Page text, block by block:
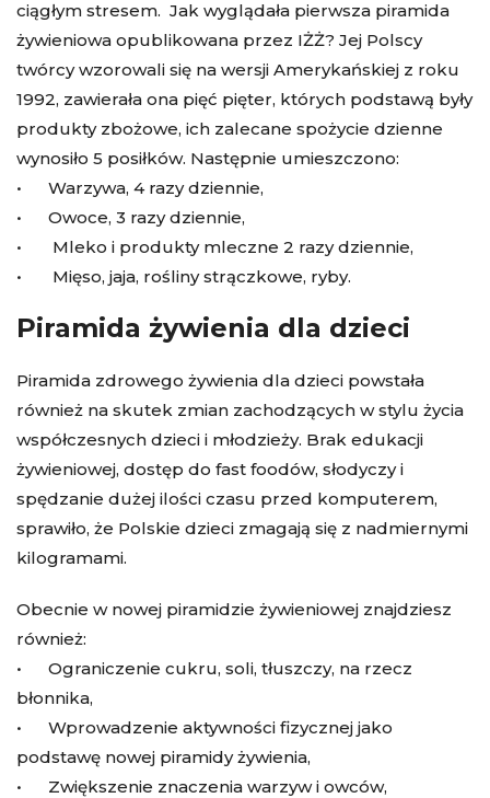
ciągłym stresem. Jak wyglądała pierwsza piramida
żywieniowa opublikowana przez IŻŻ? Jej Polscy
twórcy wzorowali się na wersji Amerykańskiej z roku
1992, zawierała ona pięć pięter, których podstawą były
produkty zbożowe, ich zalecane spożycie dzienne
wynosiło 5 posiłków. Następnie umieszczono:
• Warzywa, 4 razy dziennie,
• Owoce, 3 razy dziennie,
• Mleko i produkty mleczne 2 razy dziennie,
• Mięso, jaja, rośliny strączkowe, ryby.
Piramida żywienia dla dzieci
Piramida zdrowego żywienia dla dzieci powstała
również na skutek zmian zachodzących w stylu życia
współczesnych dzieci i młodzieży. Brak edukacji
żywieniowej, dostęp do fast foodów, słodyczy i
spędzanie dużej ilości czasu przed komputerem,
sprawiło, że Polskie dzieci zmagają się z nadmiernymi
kilogramami.
Obecnie w nowej piramidzie żywieniowej znajdziesz
również:
• Ograniczenie cukru, soli, tłuszczy, na rzecz
błonnika,
• Wprowadzenie aktywności fizycznej jako
podstawę nowej piramidy żywienia,
• Zwiększenie znaczenia warzyw i owców,